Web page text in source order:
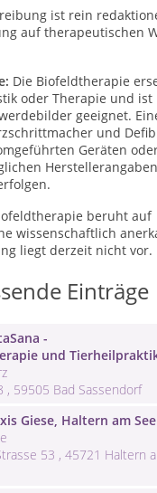
ist rein
auf therapeutischen
Die Biofeldtherapie
oder Therapie und
geeignet.
und
Geräten
beruht auf
wissenschaftlich
liegt derzeit nicht vor.
Einträge
-
und
, 59505 Bad Sassendorf
Giese, Haltern am See
53 , 45721 Haltern